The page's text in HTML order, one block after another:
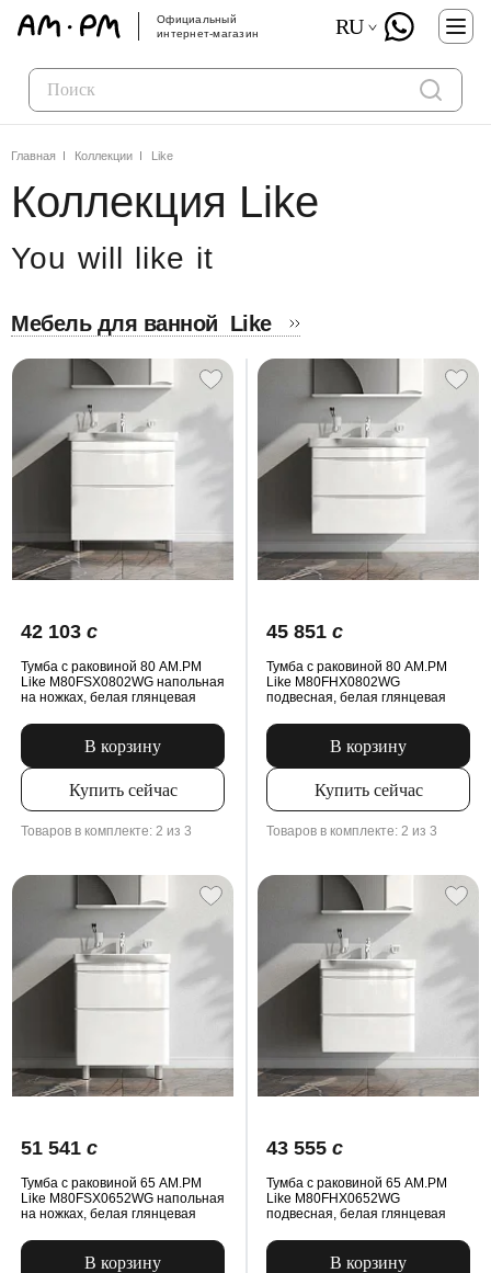
Официальный
интернет-магазин
RU
Главная Коллекции Like
Коллекция Like
You will like it
Мебель для ванной Like
42 103 c
Тумба с раковиной 80 AM.PM
Like M80FSX0802WG напольная
на ножках, белая глянцевая
В корзину
Купить сейчас
Товаров в комплекте: 2 из 3
45 851 c
Тумба с раковиной 80 AM.PM
Like M80FHX0802WG
подвесная, белая глянцевая
В корзину
Купить сейчас
Товаров в комплекте: 2 из 3
51 541 c
Тумба с раковиной 65 AM.PM
Like M80FSX0652WG напольная
на ножках, белая глянцевая
В корзину
43 555 c
Тумба с раковиной 65 AM.PM
Like M80FHX0652WG
подвесная, белая глянцевая
В корзину